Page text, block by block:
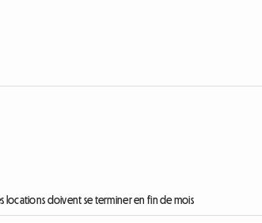
locations doivent se terminer en fin de mois